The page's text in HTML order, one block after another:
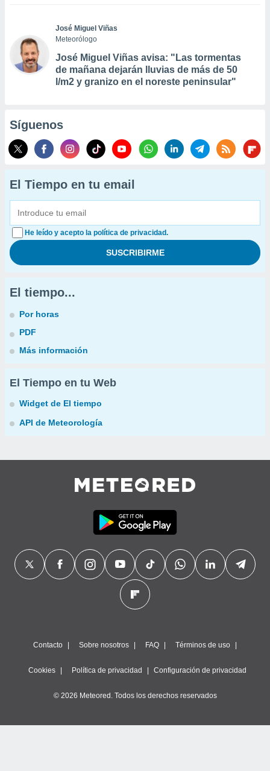
José Miguel Viñas
Meteorólogo
José Miguel Viñas avisa: "Las tormentas
de mañana dejarán lluvias de más de 50
l/m2 y granizo en el noreste peninsular"
Síguenos
El Tiempo en tu email
He leído y acepto la política de privacidad.
El tiempo...
Por horas
PDF
Más información
El Tiempo en tu Web
Widget de El tiempo
API de Meteorología
Contacto Sobre nosotros FAQ Términos de uso
Cookies Política de privacidad Configuración de privacidad
© 2026 Meteored. Todos los derechos reservados